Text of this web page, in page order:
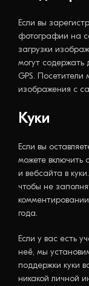
Если вы
фотографии на
загрузки
могут
GPS.
изображения с
Куки
Если вы
можете
и вебсайта в
чтобы не
года.
Если у вас есть
неё, мы
поддержки куки
никакой личной